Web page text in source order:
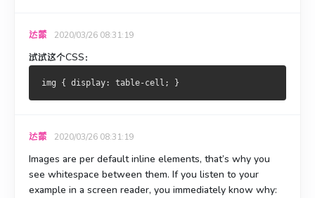
达蒙 2020/03/26 08:31:19
试试这个CSS：
达蒙 2020/03/26 08:31:19
Images are per default inline elements, that’s why you
see whitespace between them. If you listen to your
example in a screen reader, you immediately know why: